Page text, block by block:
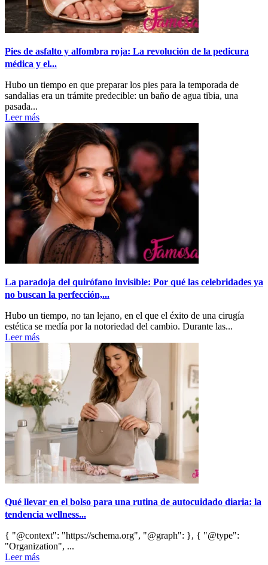
Pies de asfalto y alfombra roja: La revolución de la pedicura
médica y el...
Hubo un tiempo en que preparar los pies para la temporada de
sandalias era un trámite predecible: un baño de agua tibia, una
pasada...
Leer más
La paradoja del quirófano invisible: Por qué las celebridades ya
no buscan la perfección,...
Hubo un tiempo, no tan lejano, en el que el éxito de una cirugía
estética se medía por la notoriedad del cambio. Durante las...
Leer más
Qué llevar en el bolso para una rutina de autocuidado diaria: la
tendencia wellness...
{ "@context": "https://schema.org", "@graph": }, { "@type":
"Organization", ...
Leer más